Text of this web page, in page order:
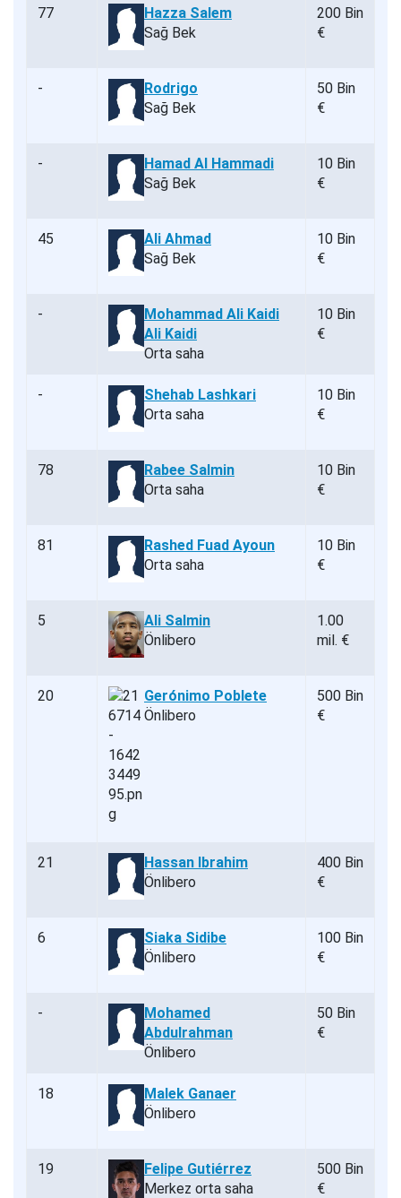
77
Hazza Salem
Sağ Bek
200 Bin
€
-
Rodrigo
Sağ Bek
50 Bin
€
-
Hamad Al Hammadi
Sağ Bek
10 Bin
€
45
Ali Ahmad
Sağ Bek
10 Bin
€
-
Mohammad Ali Kaidi
Ali Kaidi
Orta saha
10 Bin
€
-
Shehab Lashkari
Orta saha
10 Bin
€
78
Rabee Salmin
Orta saha
10 Bin
€
81
Rashed Fuad Ayoun
Orta saha
10 Bin
€
5
Ali Salmin
Önlibero
1.00
mil. €
20
Gerónimo Poblete
Önlibero
500 Bin
€
21
Hassan Ibrahim
Önlibero
400 Bin
€
6
Siaka Sidibe
Önlibero
100 Bin
€
-
Mohamed
Abdulrahman
Önlibero
50 Bin
€
18
Malek Ganaer
Önlibero
19
Felipe Gutiérrez
Merkez orta saha
500 Bin
€